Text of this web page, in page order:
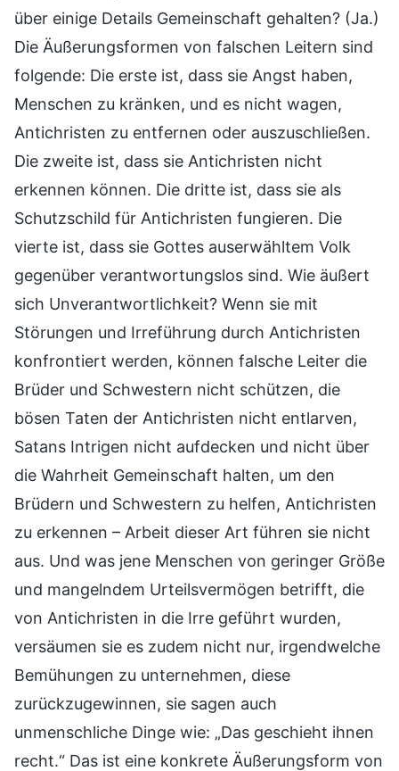
über einige Details Gemeinschaft gehalten? (Ja.)
Die Äußerungsformen von falschen Leitern sind
folgende: Die erste ist, dass sie Angst haben,
Menschen zu kränken, und es nicht wagen,
Antichristen zu entfernen oder auszuschließen.
Die zweite ist, dass sie Antichristen nicht
erkennen können. Die dritte ist, dass sie als
Schutzschild für Antichristen fungieren. Die
vierte ist, dass sie Gottes auserwähltem Volk
gegenüber verantwortungslos sind. Wie äußert
sich Unverantwortlichkeit? Wenn sie mit
Störungen und Irreführung durch Antichristen
konfrontiert werden, können falsche Leiter die
Brüder und Schwestern nicht schützen, die
bösen Taten der Antichristen nicht entlarven,
Satans Intrigen nicht aufdecken und nicht über
die Wahrheit Gemeinschaft halten, um den
Brüdern und Schwestern zu helfen, Antichristen
zu erkennen – Arbeit dieser Art führen sie nicht
aus. Und was jene Menschen von geringer Größe
und mangelndem Urteilsvermögen betrifft, die
von Antichristen in die Irre geführt wurden,
versäumen sie es zudem nicht nur, irgendwelche
Bemühungen zu unternehmen, diese
zurückzugewinnen, sie sagen auch
unmenschliche Dinge wie: „Das geschieht ihnen
recht.“ Das ist eine konkrete Äußerungsform von